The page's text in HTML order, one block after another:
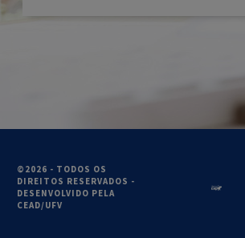
©2026 - TODOS OS
DIREITOS RESERVADOS -
DESENVOLVIDO PELA
CEAD/UFV